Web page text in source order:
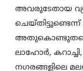
അവരുടേതായ
ലാഹോര്‍,
നഗരങ്ങളിലെ